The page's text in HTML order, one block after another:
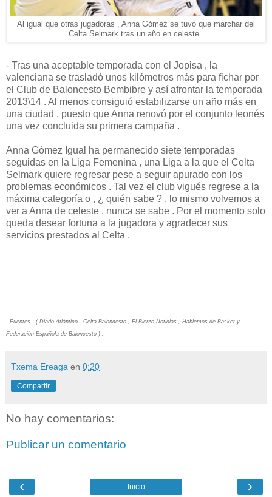
Al igual que otras jugadoras , Anna Gómez se tuvo que marchar del
Celta Selmark tras un año en celeste .
- Tras una aceptable temporada con el Jopisa , la
valenciana se trasladó unos kilómetros más para fichar por
el Club de Baloncesto Bembibre y así afrontar la temporada
2013\14 . Al menos consiguió estabilizarse un año más en
una ciudad , puesto que Anna renovó por el conjunto leonés
una vez concluida su primera campaña .
Anna Gómez Igual ha permanecido siete temporadas
seguidas en la Liga Femenina , una Liga a la que el Celta
Selmark quiere regresar pese a seguir apurado con los
problemas económicos . Tal vez el club vigués regrese a la
máxima categoría o , ¿ quién sabe ? , lo mismo volvemos a
ver a Anna de celeste , nunca se sabe . Por el momento solo
queda desear fortuna a la jugadora y agradecer sus
servicios prestados al Celta .
- Fuentes : ( Diario Atlántico , Celta Baloncesto , El Bierzo Noticias , Hablemos de Basket y
Federación Española de Baloncesto ) .
Txema Ereaga en 0:20
Compartir
No hay comentarios:
Publicar un comentario
‹ ›
Inicio